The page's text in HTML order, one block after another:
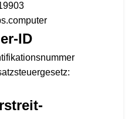
ID